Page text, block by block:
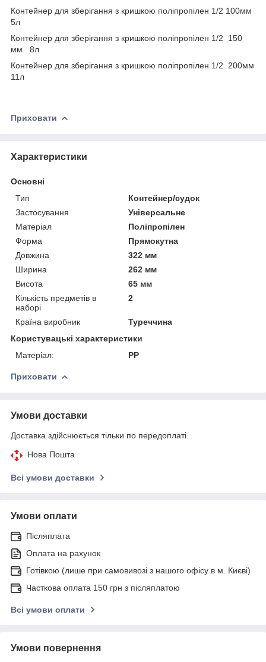
Контейнер для зберігання з кришкою поліпропілен 1/2 100мм
5л
Контейнер для зберігання з кришкою поліпропілен 1/2 150
мм 8л
Контейнер для зберігання з кришкою поліпропілен 1/2 200мм
11л
Приховати
Характеристики
Основні
Тип
Контейнер/судок
Застосування
Універсальне
Матеріал
Поліпропілен
Форма
Прямокутна
Довжина
322 мм
Ширина
262 мм
Висота
65 мм
Кількість предметів в
наборі
2
Країна виробник
Туреччина
Користувацькі характеристики
Матеріал:
PP
Приховати
Умови доставки
Доставка здійснюється тільки по передоплаті.
Нова Пошта
Всі умови доставки
Умови оплати
Післяплата
Оплата на рахунок
Готівкою (лише при самовивозі з нашого офісу в м. Києві)
Часткова оплата 150 грн з післяплатою
Всі умови оплати
Умови повернення